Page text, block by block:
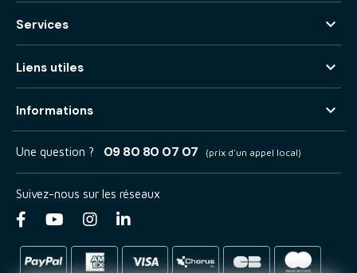
Services 
Liens utiles 
Informations 
Une question ? 09 80 80 07 07 (prix d'un appel local)
Suivez-nous sur les réseaux